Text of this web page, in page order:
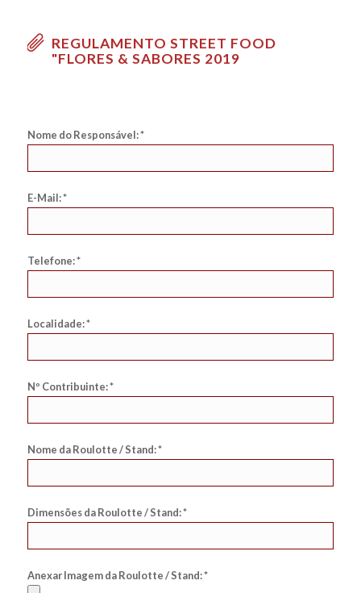
REGULAMENTO STREET FOOD
"FLORES & SABORES 2019
Nome do Responsável: *
E-Mail: *
Telefone: *
Localidade: *
Nº Contribuinte: *
Nome da Roulotte / Stand: *
Dimensões da Roulotte / Stand: *
Anexar Imagem da Roulotte / Stand: *